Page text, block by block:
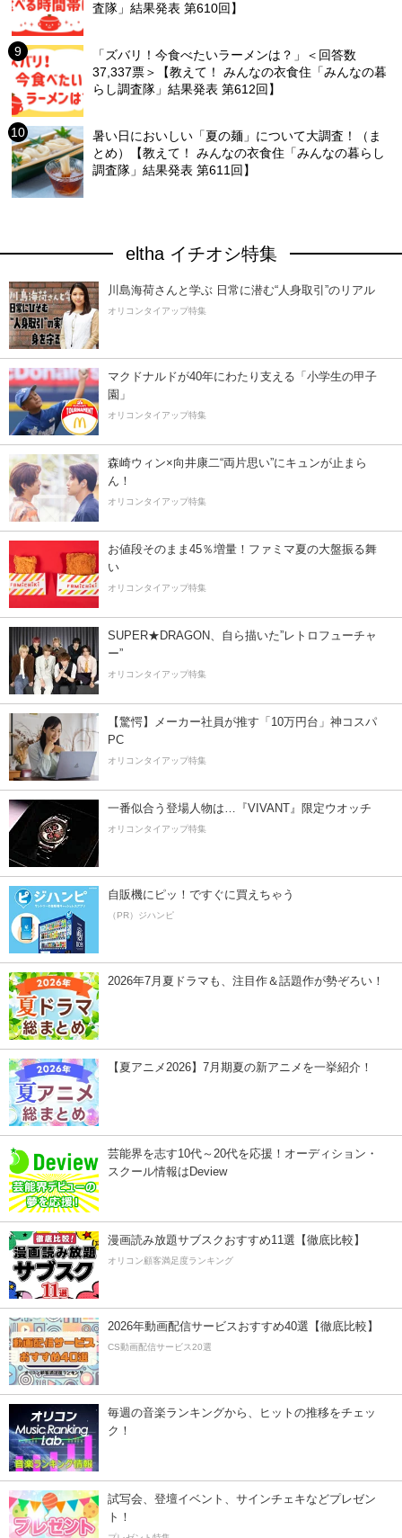
査隊」結果発表 第610回】
「ズバリ！今食べたいラーメンは？」＜回答数
37,337票＞【教えて！ みんなの衣食住「みんなの暮
らし調査隊」結果発表 第612回】
暑い日においしい「夏の麺」について大調査！（ま
とめ）【教えて！ みんなの衣食住「みんなの暮らし
調査隊」結果発表 第611回】
eltha イチオシ特集
川島海荷さんと学ぶ 日常に潜む“人身取引”のリアル
オリコンタイアップ特集
マクドナルドが40年にわたり支える「小学生の甲子
園」
オリコンタイアップ特集
森崎ウィン×向井康二“両片思い”にキュンが止まら
ん！
オリコンタイアップ特集
お値段そのまま45％増量！ファミマ夏の大盤振る舞
い
オリコンタイアップ特集
SUPER★DRAGON、自ら描いた”レトロフューチャ
ー”
オリコンタイアップ特集
【驚愕】メーカー社員が推す「10万円台」神コスパ
PC
オリコンタイアップ特集
一番似合う登場人物は…『VIVANT』限定ウオッチ
オリコンタイアップ特集
自販機にピッ！ですぐに買えちゃう
（PR）ジハンピ
2026年7月夏ドラマも、注目作＆話題作が勢ぞろい！
【夏アニメ2026】7月期夏の新アニメを一挙紹介！
芸能界を志す10代～20代を応援！オーディション・
スクール情報はDeview
漫画読み放題サブスクおすすめ11選【徹底比較】
オリコン顧客満足度ランキング
2026年動画配信サービスおすすめ40選【徹底比較】
CS動画配信サービス20選
毎週の音楽ランキングから、ヒットの推移をチェッ
ク！
試写会、登壇イベント、サインチェキなどプレゼン
ト！